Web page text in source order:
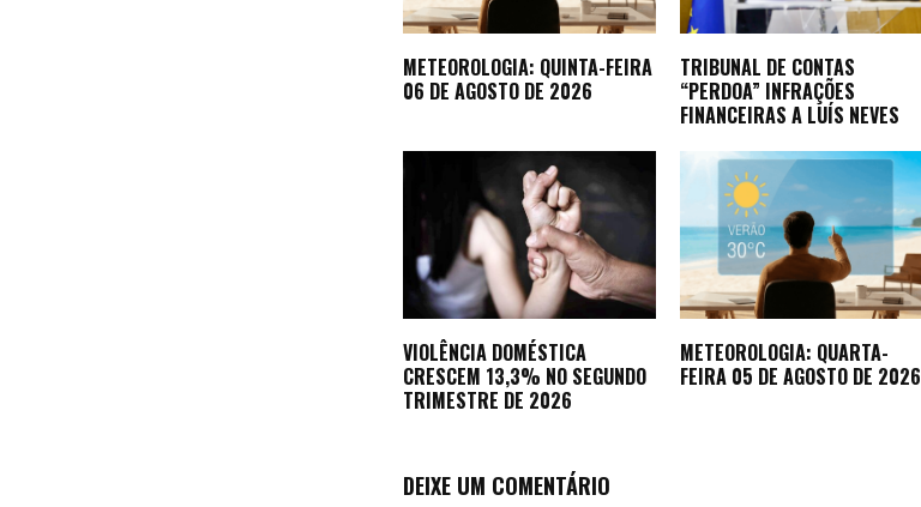
METEOROLOGIA: QUINTA-FEIRA
06 DE AGOSTO DE 2026
TRIBUNAL DE CONTAS
“PERDOA” INFRAÇÕES
FINANCEIRAS A LUÍS NEVES
VIOLÊNCIA DOMÉSTICA
CRESCEM 13,3% NO SEGUNDO
TRIMESTRE DE 2026
METEOROLOGIA: QUARTA-
FEIRA 05 DE AGOSTO DE 2026
DEIXE UM COMENTÁRIO